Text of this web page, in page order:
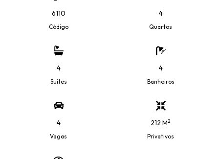
6110
Código
4
Quartos
4
Suites
4
Banheiros
4
Vagas
212 M2
Privativos